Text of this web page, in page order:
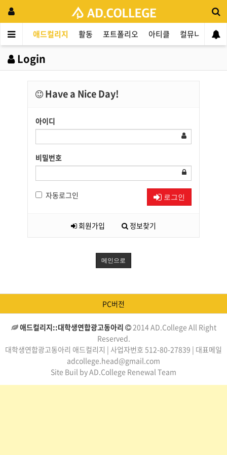
애드컬리지 활동 포트폴리오 아티클 컬뮤니티
Login
Have a Nice Day!
아이디
비밀번호
자동로그인 로그인
회원가입 정보찾기
메인으로
PC버전
애드컬리지::대학생연합광고동아리
2014 AD.College All Right
Reserved.
대학생연합광고동아리 애드컬리지 | 사업자번호 512-80-27839 | 대표메일
adcollege.head@gmail.com
Site Buil by AD.College Renewal Team